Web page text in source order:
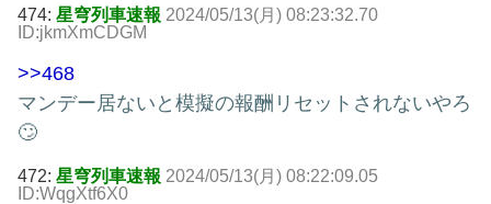
474: 星穹列車速報 2024/05/13(月) 08:23:32.70
ID:jkmXmCDGM
>>468
マンデー居ないと模擬の報酬リセットされないやろ
🙄
472: 星穹列車速報 2024/05/13(月) 08:22:09.05
ID:WqgXtf6X0